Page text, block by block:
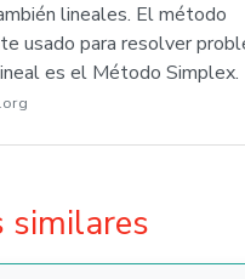
lineales. El método
usado para resolver
es el Método Simplex.
similares